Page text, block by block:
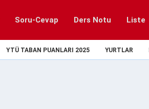
Soru-Cevap Ders Notu Liste
YTÜ TABAN PUANLARI 2025 YURTLAR